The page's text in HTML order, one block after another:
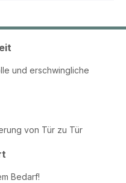
und erschwingliche
von Tür zu Tür
Bedarf!